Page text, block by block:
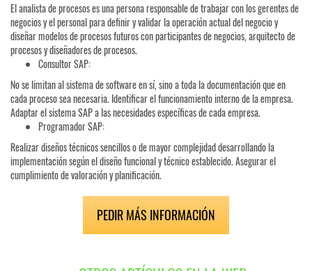
El analista de procesos es una persona responsable de trabajar con los gerentes de
negocios y el personal para definir y validar la operación actual del negocio y
diseñar modelos de procesos futuros con participantes de negocios, arquitecto de
procesos y diseñadores de procesos.
Consultor SAP:
No se limitan al sistema de software en sí, sino a toda la documentación que en
cada proceso sea necesaria. Identificar el funcionamiento interno de la empresa.
Adaptar el sistema SAP a las necesidades específicas de cada empresa.
Programador SAP:
Realizar diseños técnicos sencillos o de mayor complejidad desarrollando la
implementación según el diseño funcional y técnico establecido. Asegurar el
cumplimiento de valoración y planificación.
PEDIR MÁS INFORMACIÓN